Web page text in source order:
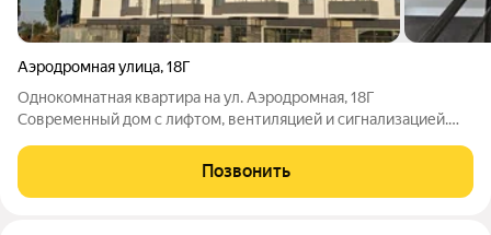
Аэродромная улица,18Г
Однокомнатная квартира на ул. Аэродромная, 18Г
Современный дом с лифтом, вентиляцией и сигнализацией.
Кухня 8 кв.м Лоджия 4 кв.м Предчистовая отделка. Нет
необходимости рассказывать о плотной
Позвонить